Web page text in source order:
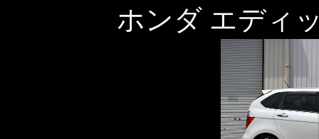
ホンダ エディ